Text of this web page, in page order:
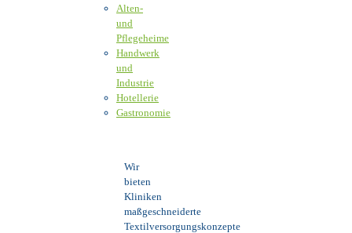
Alten-
und
Pflegeheime
Handwerk
und
Industrie
Hotellerie
Gastronomie
Wir
bieten
Kliniken
maßgeschneiderte
Textilversorgungskonzepte